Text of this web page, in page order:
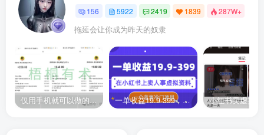
156 5922 2419 1839 287W+
拖延会让你成为昨天的奴隶
仅用手机就可以做的小项目，当天就能见钱，每天100-300 一单收益19.9-399，一个蓝海冷门项目，在小红书上卖人事虚拟资料